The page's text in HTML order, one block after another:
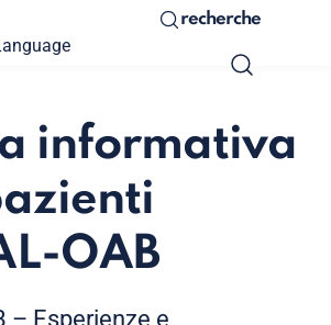
recherche
informativa
OAB
– Esperienze e